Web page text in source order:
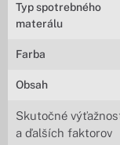
Typ spotrebného
materálu
Farba
Obsah
Skutočné
a ďalších faktorov